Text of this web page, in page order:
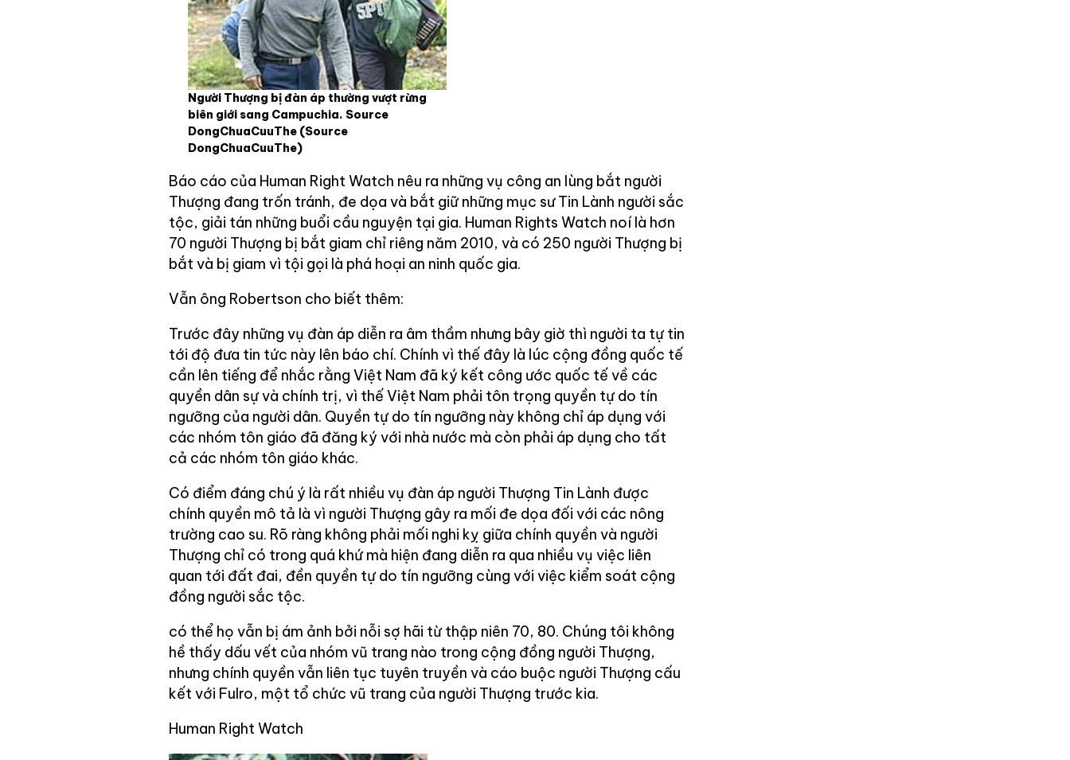
Người Thượng bị đàn áp thường vượt rừng
biên giới sang Campuchia. Source
DongChuaCuuThe (Source
DongChuaCuuThe)
Báo cáo của Human Right Watch nêu ra những vụ công an lùng bắt người
Thượng đang trốn tránh, đe dọa và bắt giữ những mục sư Tin Lành người sắc
tộc, giải tán những buổi cầu nguyện tại gia. Human Rights Watch noí là hơn
70 người Thượng bị bắt giam chỉ riêng năm 2010, và có 250 người Thượng bị
bắt và bị giam vì tội gọi là phá hoại an ninh quốc gia.
Vẫn ông Robertson cho biết thêm:
Trước đây những vụ đàn áp diễn ra âm thầm nhưng bây giờ thì người ta tự tin
tới độ đưa tin tức này lên báo chí. Chính vì thế đây là lúc cộng đồng quốc tế
cần lên tiếng để nhắc rằng Việt Nam đã ký kết công ước quốc tế về các
quyền dân sự và chính trị, vì thế Việt Nam phải tôn trọng quyền tự do tín
ngưỡng của người dân. Quyền tự do tín ngưỡng này không chỉ áp dụng với
các nhóm tôn giáo đã đăng ký với nhà nước mà còn phải áp dụng cho tất
cả các nhóm tôn giáo khác.
Có điểm đáng chú ý là rất nhiều vụ đàn áp người Thượng Tin Lành được
chính quyền mô tả là vì người Thượng gây ra mối đe dọa đối với các nông
trường cao su. Rõ ràng không phải mối nghi kỵ giữa chính quyền và người
Thượng chỉ có trong quá khứ mà hiện đang diễn ra qua nhiều vụ việc liên
quan tới đất đai, đền quyền tự do tín ngưỡng cùng với việc kiểm soát cộng
đồng người sắc tộc.
có thể họ vẫn bị ám ảnh bởi nỗi sợ hãi từ thập niên 70, 80. Chúng tôi không
hề thấy dấu vết của nhóm vũ trang nào trong cộng đồng người Thượng,
nhưng chính quyền vẫn liên tục tuyên truyền và cáo buộc người Thượng cấu
kết với Fulro, một tổ chức vũ trang của người Thượng trước kia.
Human Right Watch